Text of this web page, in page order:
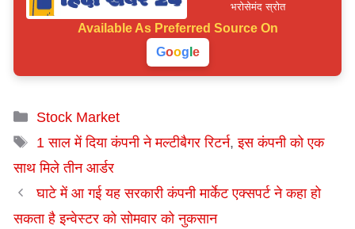
भरोसेमंद स्रोत
Available As Preferred Source On
Goog e
Categories
Stock Market
Tags
1 साल में दिया कंपनी ने मल्टीबैगर रिटर्न,इस कंपनी को एक
साथ मिले तीन आर्डर
घाटे में आ गई यह सरकारी कंपनी मार्केट एक्सपर्ट ने कहा हो
सकता है इन्वेस्टर को सोमवार को नुकसान